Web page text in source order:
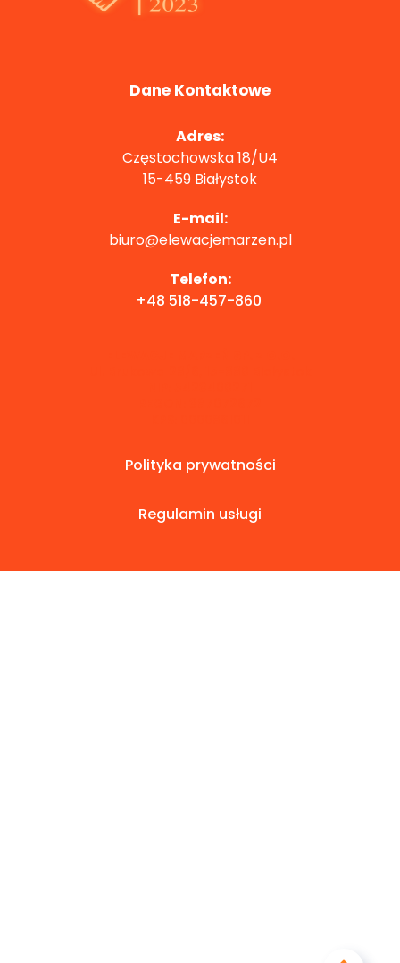
Dane Kontaktowe
Adres:
Częstochowska 18/U4
15-459 Białystok
E-mail:
biuro@elewacjemarzen.pl
Telefon:
+48 518-457-860
Polityka prywatności
Regulamin usługi